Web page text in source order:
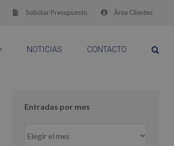
Solicitar Presupuesto Área Clientes
NOTICIAS CONTACTO
Entradas por mes
por